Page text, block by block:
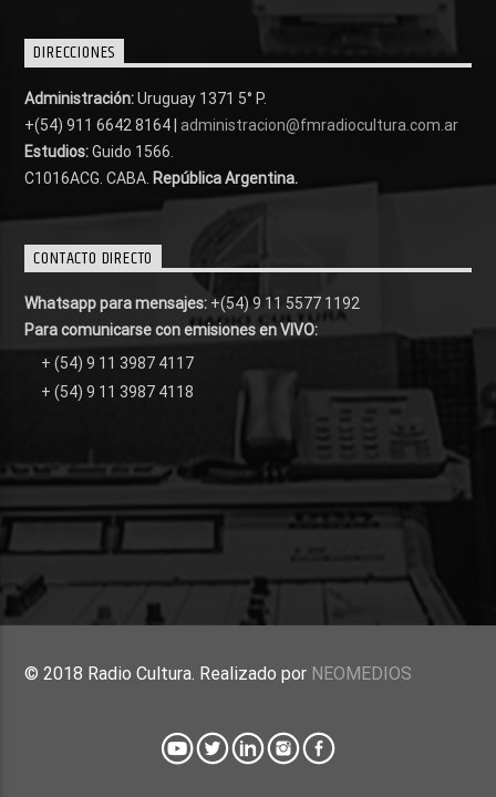
DIRECCIONES
Administración:Uruguay 1371 5° P.
+(54) 911 6642 8164 | administracion@fmradiocultura.com.ar
Estudios:Guido 1566.
C1016ACG . CABA. República Argentina.
CONTACTO DIRECTO
Whatsapp para mensajes: +(54) 9 11 5577 1192
Para comunicarse con emisiones en VIVO:
+ (54) 9 11 3987 4117
+ (54) 9 11 3987 4118
© 2018 Radio Cultura. Realizado por NEOMEDIOS